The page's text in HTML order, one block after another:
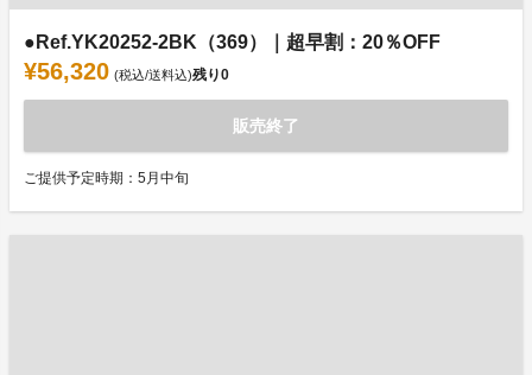
●Ref.YK20252-2BK（369）｜超早割：20％OFF
¥56,320 (税込/送料込)残り0
販売終了
ご提供予定時期：5月中旬